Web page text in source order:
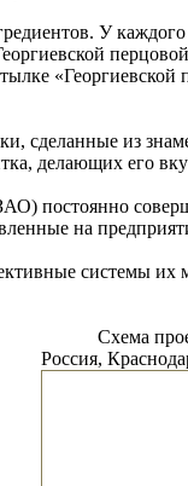
У
сделанные из
делающих его
постоянно
на
системы их
Схема
Россия,